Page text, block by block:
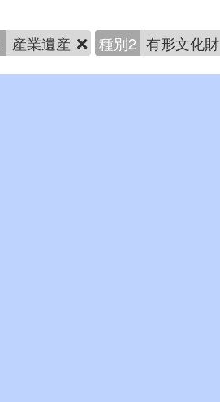
産業遺産 種別2 有形文化財